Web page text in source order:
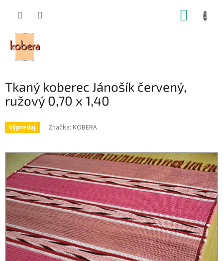
Tkaný koberec Jánošík červený,
ružový 0,70 x 1,40
Výpredaj Značka: KOBERA